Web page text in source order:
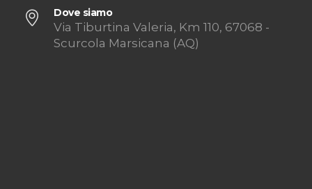
Dove siamo
Via Tiburtina Valeria, Km 110, 67068 -
Scurcola Marsicana (AQ)